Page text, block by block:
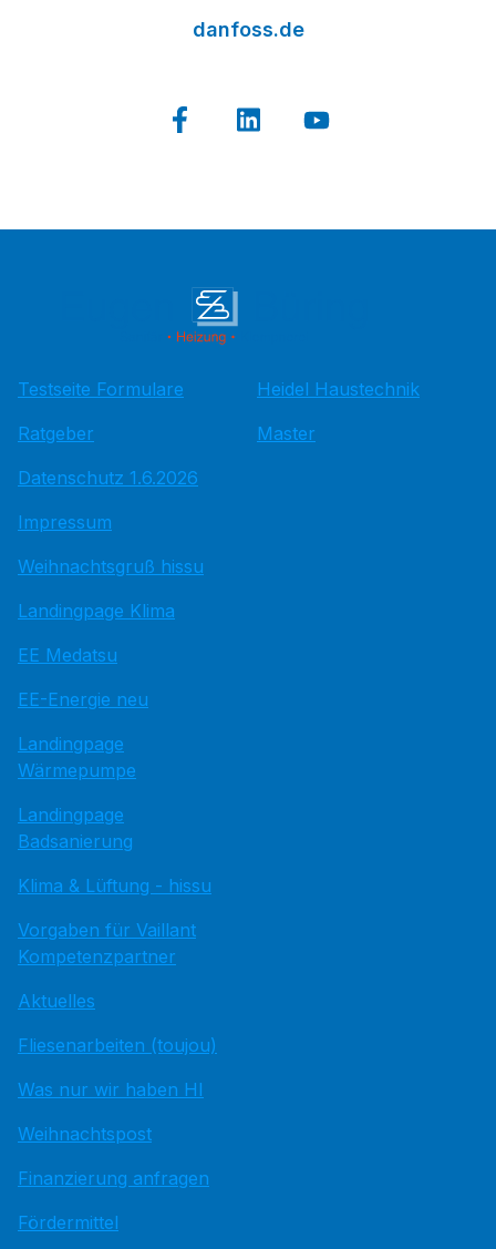
danfoss.de
Testseite Formulare
Ratgeber
Datenschutz 1.6.2026
Impressum
Weihnachtsgruß hissu
Landingpage Klima
EE Medatsu
EE-Energie neu
Landingpage
Wärmepumpe
Landingpage
Badsanierung
Klima & Lüftung - hissu
Vorgaben für Vaillant
Kompetenzpartner
Aktuelles
Fliesenarbeiten (toujou)
Was nur wir haben HI
Weihnachtspost
Finanzierung anfragen
Fördermittel
Heidel Haustechnik
Master